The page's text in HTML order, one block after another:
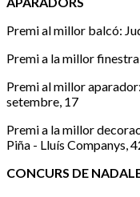
Premi al millor balcó:
Premi a la millor
Premi al millor
setembre, 17
Premi a la millor
Piña - Lluís Companys,
CONCURS DE